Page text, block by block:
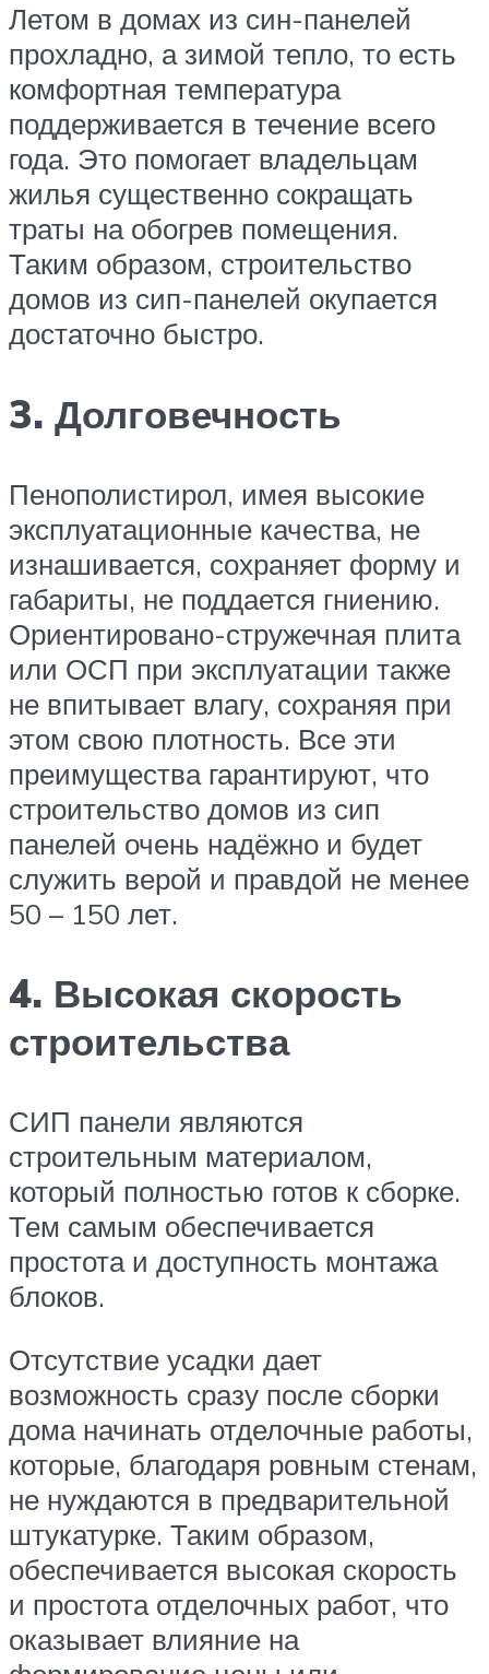
Летом в домах из син-панелей
прохладно, а зимой тепло, то есть
комфортная температура
поддерживается в течение всего
года. Это помогает владельцам
жилья существенно сокращать
траты на обогрев помещения.
Таким образом, строительство
домов из сип-панелей окупается
достаточно быстро.
3. Долговечность
Пенополистирол, имея высокие
эксплуатационные качества, не
изнашивается, сохраняет форму и
габариты, не поддается гниению.
Ориентировано-стружечная плита
или ОСП при эксплуатации также
не впитывает влагу, сохраняя при
этом свою плотность. Все эти
преимущества гарантируют, что
строительство домов из сип
панелей очень надёжно и будет
служить верой и правдой не менее
50 – 150 лет.
4. Высокая скорость
строительства
СИП панели являются
строительным материалом,
который полностью готов к сборке.
Тем самым обеспечивается
простота и доступность монтажа
блоков.
Отсутствие усадки дает
возможность сразу после сборки
дома начинать отделочные работы,
которые, благодаря ровным стенам,
не нуждаются в предварительной
штукатурке. Таким образом,
обеспечивается высокая скорость
и простота отделочных работ, что
оказывает влияние на